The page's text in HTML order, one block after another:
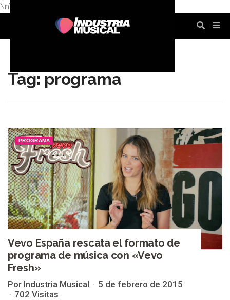
\n\n
Tag: programa
PROGRAMA
Vevo España rescata el formato de
programa de música con «Vevo
Fresh»
Por Industria Musical
5 de febrero de 2015
702 Visitas